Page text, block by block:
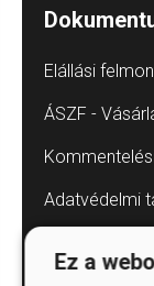
Elállási
ÁSZF -
Adatvédelmi
Ez a